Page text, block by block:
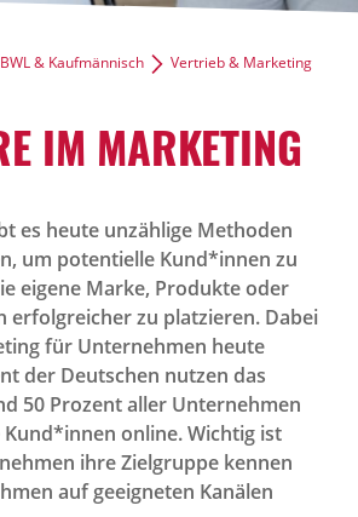
BWL & Kaufmännisch
Vertrieb & Marketing
IM MARKETING
es heute unzählige Methoden
um potentielle Kund*innen zu
eigene Marke, Produkte oder
erfolgreicher zu platzieren. Dabei
für Unternehmen heute
der Deutschen nutzen das
50 Prozent aller Unternehmen
online. Wichtig ist
ihre Zielgruppe kennen
auf geeigneten Kanälen